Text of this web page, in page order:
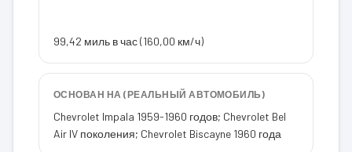
99,42 миль в час (160,00 км/ч)
ОСНОВАН НА (РЕАЛЬНЫЙ АВТОМОБИЛЬ)
Chevrolet Impala 1959-1960 годов; Chevrolet Bel
Air IV поколения; Chevrolet Biscayne 1960 года